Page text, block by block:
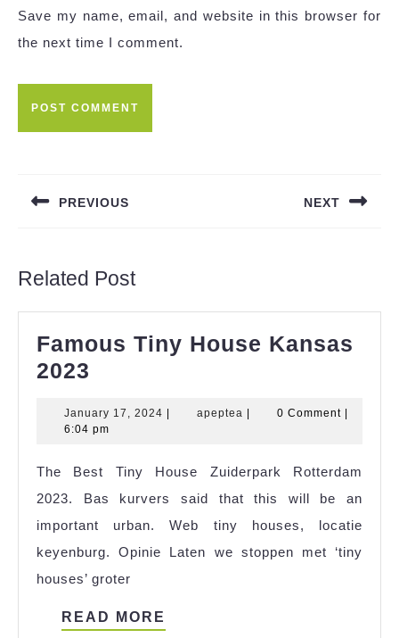
Save my name, email, and website in this browser for
the next time I comment.
PREVIOUS NEXT
Related Post
Famous Tiny House Kansas
2023
House
2023
January 17, 2024 Januaryapeptea apeptea0 Comment
6:04 pm
The Best Tiny House Zuiderpark Rotterdam
2023. Bas kurvers said that this will be an
important urban. Web tiny houses, locatie
keyenburg. Opinie Laten we stoppen met ‘tiny
houses’ groter
READ MORE